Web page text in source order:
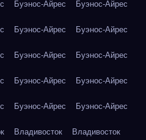
Буэнос-Айрес Буэнос-Айрес
Буэнос-Айрес Буэнос-Айрес
Буэнос-Айрес Буэнос-Айрес
Буэнос-Айрес Буэнос-Айрес
Буэнос-Айрес Буэнос-Айрес
Владивосток Владивосток